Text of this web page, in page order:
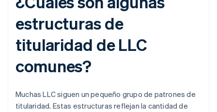
estructuras de
titularidad de LLC
comunes?
Muchas LLC siguen un pequeño grupo de patrones de
titularidad. Estas estructuras reflejan la cantidad de